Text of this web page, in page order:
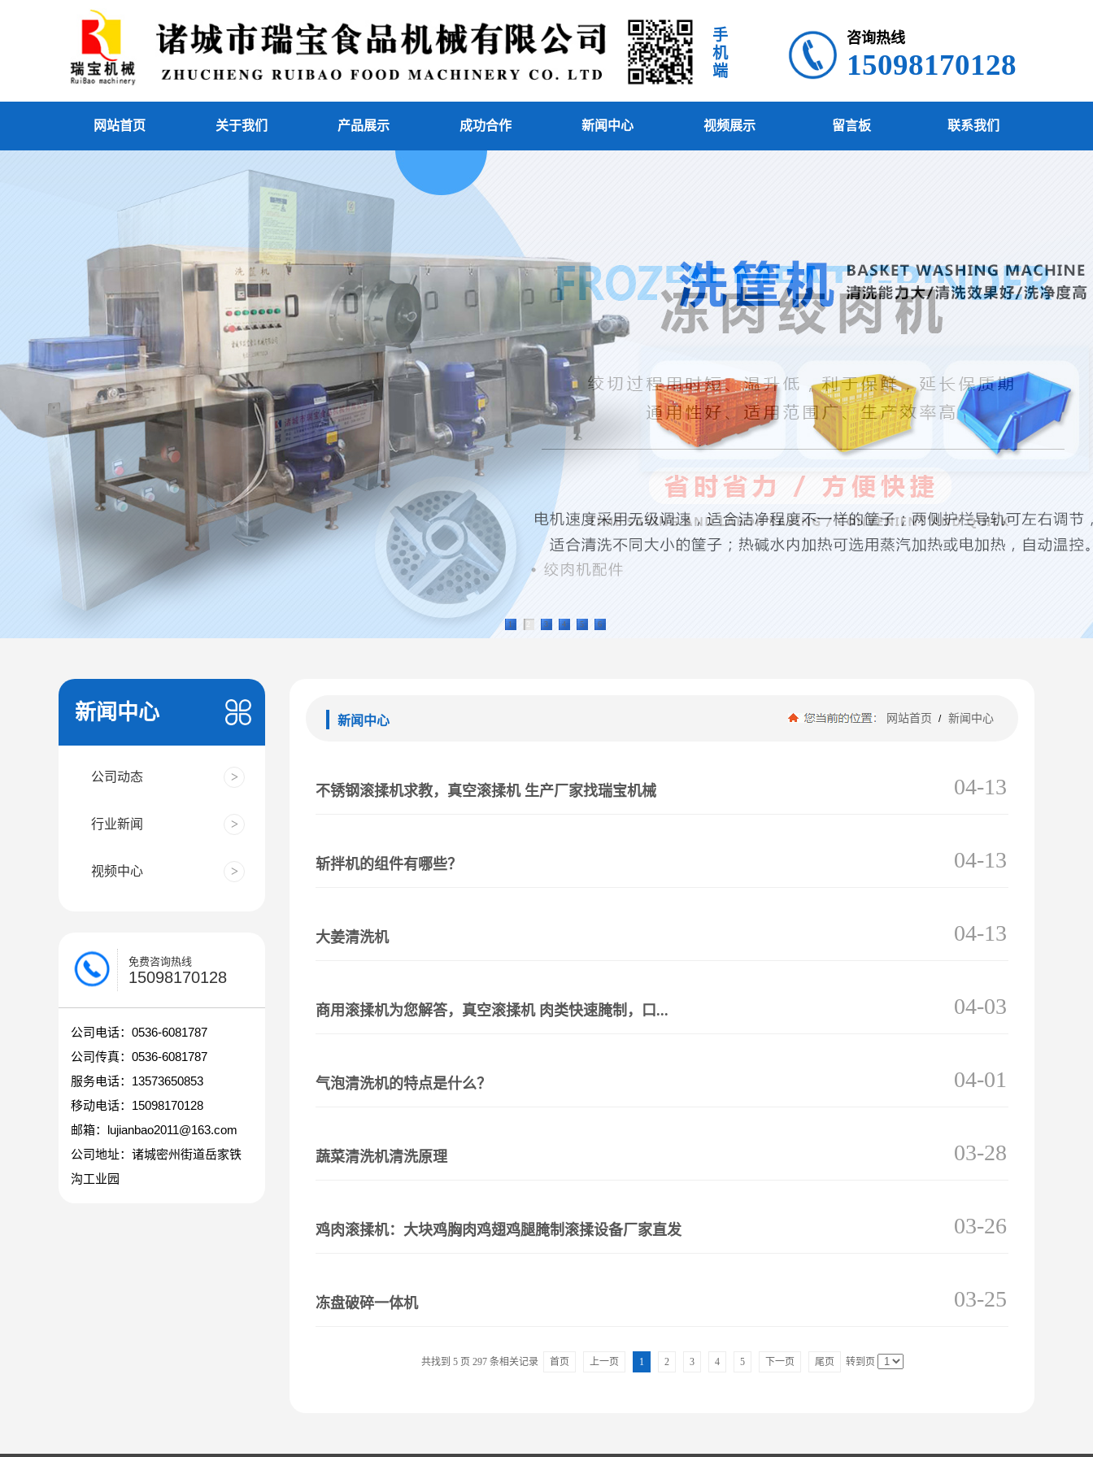
手机端 咨询热线
15098170128
网站首页 关于我们 产品展示 成功合作 新闻中心 视频展示 留言板 联系我们
1 3 4 5 6
新闻中心
公司动态
行业新闻
视频中心
免费咨询热线
15098170128
公司电话：0536-6081787
公司传真：0536-6081787
服务电话：13573650853
移动电话：15098170128
邮箱：lujianbao2011@163.com
公司地址：诸城密州街道岳家铁
沟工业园
新闻中心 网站首页 / 新闻中心
不锈钢滚揉机求教，真空滚揉机 生产厂家找瑞宝机械 04-13
斩拌机的组件有哪些？ 04-13
大姜清洗机 04-13
商用滚揉机为您解答，真空滚揉机 肉类快速腌制，口... 04-03
气泡清洗机的特点是什么？ 04-01
蔬菜清洗机清洗原理 03-28
鸡肉滚揉机：大块鸡胸肉鸡翅鸡腿腌制滚揉设备厂家直发 03-26
冻盘破碎一体机 03-25
共找到 5 页 297 条相关记录 首页 上一页 1 2 3 4 5 下一页 尾页 转到页